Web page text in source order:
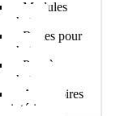
Modules
chats
Roues pour
chat
Parc à
chatons
Accessoires
intérieur